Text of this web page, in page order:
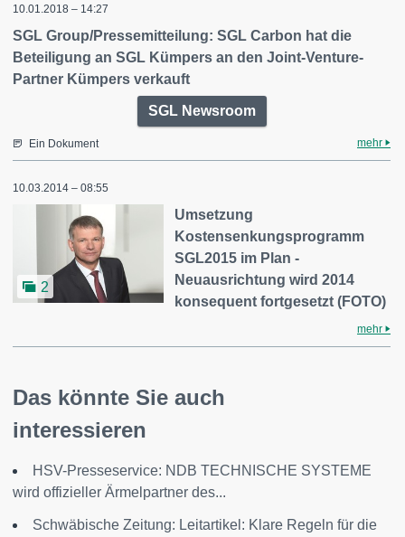
10.01.2018 – 14:27
SGL Group/Pressemitteilung: SGL Carbon hat die
Beteiligung an SGL Kümpers an den Joint-Venture-
Partner Kümpers verkauft
SGL Newsroom
Ein Dokument mehr
10.03.2014 – 08:55
2
Umsetzung
Kostensenkungsprogramm
SGL2015 im Plan -
Neuausrichtung wird 2014
konsequent fortgesetzt (FOTO)
mehr
Das könnte Sie auch
interessieren
HSV-Presseservice: NDB TECHNISCHE SYSTEME
wird offizieller Ärmelpartner des...
Schwäbische Zeitung: Leitartikel: Klare Regeln für die